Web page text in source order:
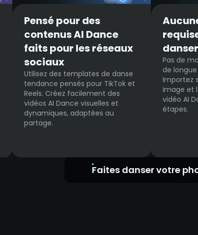
Pensé pour des
contenus AI Dance
faits pour les réseaux
sociaux
Utilisez des templates de danse
tendance pensés pour TikTok et
Reels. Créez facilement des
vidéos AI Dance visuelles et
dynamiques, adaptées au
partage.
Pas de
de
Importez
image et
vidéo AI
étapes.
Faites danser votre